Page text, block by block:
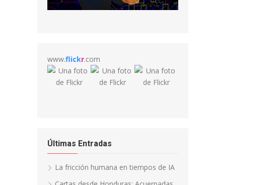
www.flickr.com
Últimas Entradas
La fricción humana en tiempos de IA